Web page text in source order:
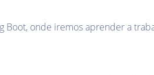
Boot, onde iremos aprender a